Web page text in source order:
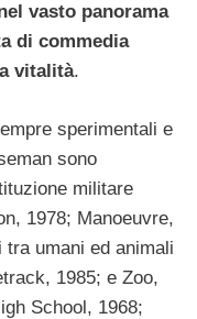
vasto panorama
di commedia
vitalità.
sperimentali e
sono
militare
1978; Manoeuvre,
umani ed animali
1985; e Zoo,
School, 1968;